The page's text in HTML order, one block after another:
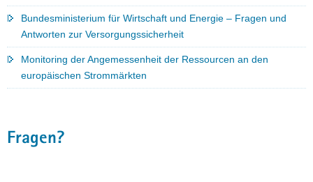
Bundesministerium für Wirtschaft und Energie – Fragen und
Antworten zur Versorgungssicherheit
Monitoring der Angemessenheit der Ressourcen an den
europäischen Strommärkten
Fragen?